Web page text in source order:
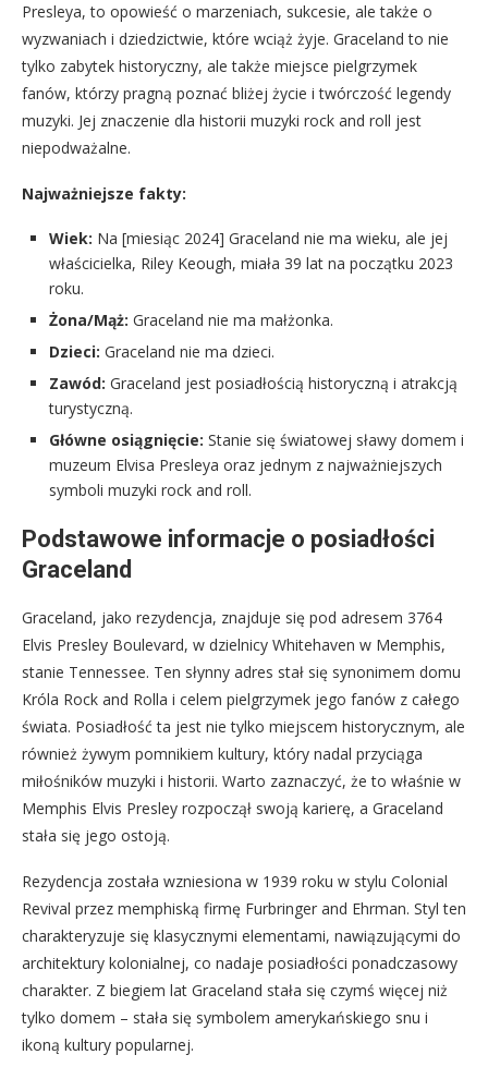
Presleya, to opowieść o marzeniach, sukcesie, ale także o
wyzwaniach i dziedzictwie, które wciąż żyje. Graceland to nie
tylko zabytek historyczny, ale także miejsce pielgrzymek
fanów, którzy pragną poznać bliżej życie i twórczość legendy
muzyki. Jej znaczenie dla historii muzyki rock and roll jest
niepodważalne.
Najważniejsze fakty:
Wiek: Na [miesiąc 2024] Graceland nie ma wieku, ale jej
właścicielka, Riley Keough, miała 39 lat na początku 2023
roku.
Żona/Mąż: Graceland nie ma małżonka.
Dzieci: Graceland nie ma dzieci.
Zawód: Graceland jest posiadłością historyczną i atrakcją
turystyczną.
Główne osiągnięcie: Stanie się światowej sławy domem i
muzeum Elvisa Presleya oraz jednym z najważniejszych
symboli muzyki rock and roll.
Podstawowe informacje o posiadłości
Graceland
Graceland, jako rezydencja, znajduje się pod adresem 3764
Elvis Presley Boulevard, w dzielnicy Whitehaven w Memphis,
stanie Tennessee. Ten słynny adres stał się synonimem domu
Króla Rock and Rolla i celem pielgrzymek jego fanów z całego
świata. Posiadłość ta jest nie tylko miejscem historycznym, ale
również żywym pomnikiem kultury, który nadal przyciąga
miłośników muzyki i historii. Warto zaznaczyć, że to właśnie w
Memphis Elvis Presley rozpoczął swoją karierę, a Graceland
stała się jego ostoją.
Rezydencja została wzniesiona w 1939 roku w stylu Colonial
Revival przez memphiską firmę Furbringer and Ehrman. Styl ten
charakteryzuje się klasycznymi elementami, nawiązującymi do
architektury kolonialnej, co nadaje posiadłości ponadczasowy
charakter. Z biegiem lat Graceland stała się czymś więcej niż
tylko domem – stała się symbolem amerykańskiego snu i
ikoną kultury popularnej.